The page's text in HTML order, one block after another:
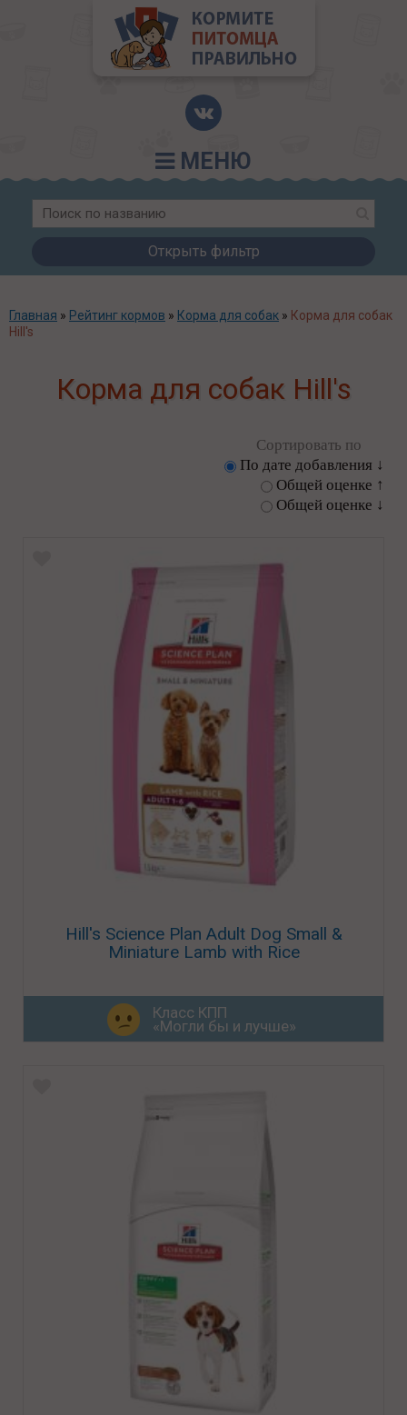
МЕНЮ
Открыть фильтр
Главная » Рейтинг кормов » Корма для собак » Корма для собак
Hill's
Корма для собак Hill's
Сортировать по
По дате добавления ↓
Общей оценке ↑
Общей оценке ↓
Hill's Science Plan Adult Dog Small &
Miniature Lamb with Rice
Класс КПП
«Могли бы и лучше»